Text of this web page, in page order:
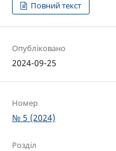
Повний текст
Опубліковано
2024-09-25
Номер
№ 5 (2024)
Розділ